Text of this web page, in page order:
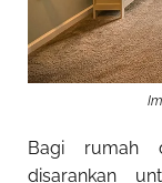
Bagi rumah
disarankan